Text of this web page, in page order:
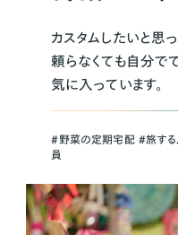
カスタムしたいと思
頼らなくても自分で
気に入っています。
＃野菜の定期宅配 ＃旅す
員